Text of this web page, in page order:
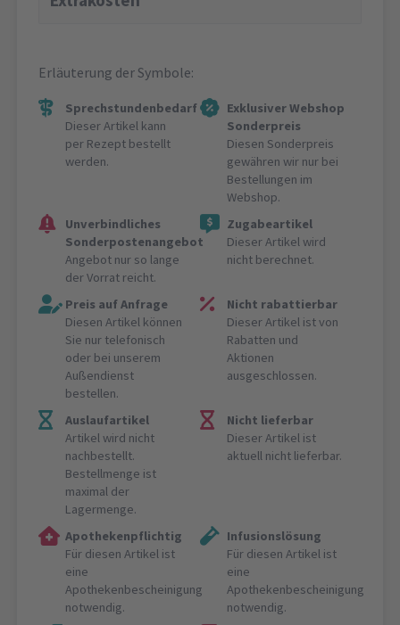
Erläuterung der Symbole:
Sprechstundenbedarf
Dieser Artikel kann
per Rezept bestellt
werden.
Exklusiver Webshop
Sonderpreis
Diesen Sonderpreis
gewähren wir nur bei
Bestellungen im
Webshop.
Unverbindliches
Sonderpostenangebot
Angebot nur so lange
der Vorrat reicht.
Zugabeartikel
Dieser Artikel wird
nicht berechnet.
Preis auf Anfrage
Diesen Artikel können
Sie nur telefonisch
oder bei unserem
Außendienst
bestellen.
Nicht rabattierbar
Dieser Artikel ist von
Rabatten und
Aktionen
ausgeschlossen.
Auslaufartikel
Artikel wird nicht
nachbestellt.
Bestellmenge ist
maximal der
Lagermenge.
Nicht lieferbar
Dieser Artikel ist
aktuell nicht lieferbar.
Apothekenpflichtig
Für diesen Artikel ist
eine
Apothekenbescheinigung
notwendig.
Infusionslösung
Für diesen Artikel ist
eine
Apothekenbescheinigung
notwendig.